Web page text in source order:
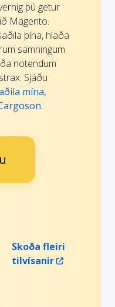
þú getur
Magento.
þína, hlaða
samningum
notendum
Sjáðu
mína,
.
Skoða fleiri
tilvísanir